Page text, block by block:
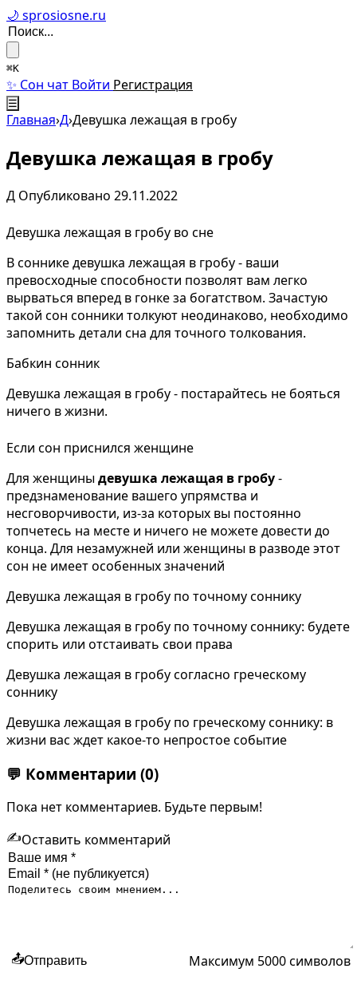
🌙 sprosiosne.ru
⌘K
✨ Сон чат Войти Регистрация
☰
Главная›Д›Девушка лежащая в гробу
Девушка лежащая в гробу
Д Опубликовано 29.11.2022
Девушка лежащая в гробу во сне
В соннике девушка лежащая в гробу - ваши
превосходные способности позволят вам легко
вырваться вперед в гонке за богатством. Зачастую
такой сон сонники толкуют неодинаково, необходимо
запомнить детали сна для точного толкования.
Бабкин сонник
Девушка лежащая в гробу - постарайтесь не бояться
ничего в жизни.
Если сон приснился женщине
Для женщиныдевушка лежащая в гробу-
предзнаменование вашего упрямства и
несговорчивости, из-за которых вы постоянно
топчетесь на месте и ничего не можете довести до
конца. Для незамужней или женщины в разводе этот
сон не имеет особенных значений
Девушка лежащая в гробу по точному соннику
Девушка лежащая в гробу по точному соннику: будете
спорить или отстаивать свои права
Девушка лежащая в гробу согласно греческому
соннику
Девушка лежащая в гробу по греческому соннику: в
жизни вас ждет какое-то непростое событие
💬 Комментарии (0)
Пока нет комментариев. Будьте первым!
✍️Оставить комментарий
📤Отправить Максимум 5000 символов